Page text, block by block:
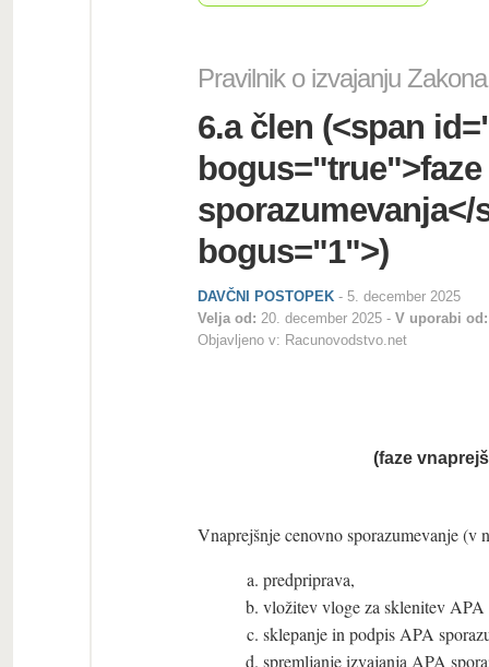
Pravilnik o izvajanju
6.a člen (<span
bogus="true">
sporazumevanja</
bogus="1">)
DAVČNI POSTOPEK - 5. december 2025
Velja od: 20. december 2025
V uporabi od:
Objavljeno v: Racunovodstvo.net
(faze
Vnaprejšnje cenovno sporazumevanje (v
predpriprava,
vložitev vloge za sklenitev APA
sklepanje in podpis APA
spremljanje izvajanja APA